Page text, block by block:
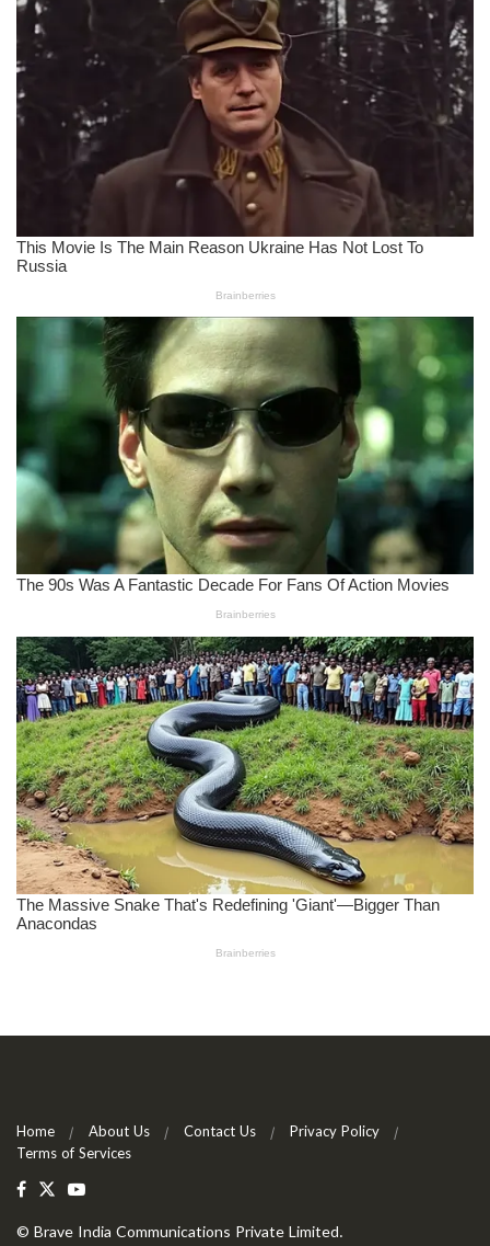
Home About Us Contact Us
Privacy Policy
Terms of Services
© Brave India Communications Private Limited.